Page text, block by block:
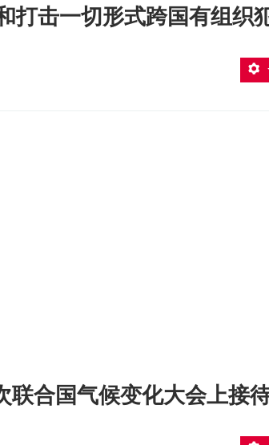
打击一切形式跨国有组织
联合国气候变化大会上接